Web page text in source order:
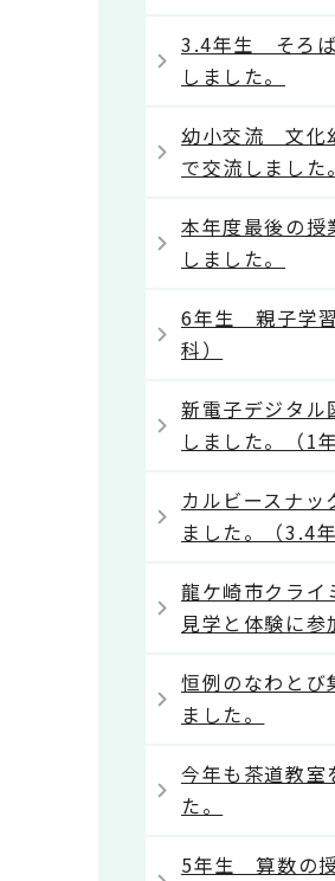
3.4年生 そろ
しました。
幼小交流 文化
で交流しました。
本年度最後の授
しました。
6年生 親子学
科）
新電子デジタル
しました。（1年
カルビースナッ
ました。（3.4年
龍ケ崎市クラ
見学と体験に参
恒例のなわとび
ました。
今年も茶道教室
た。
5年生 算数の